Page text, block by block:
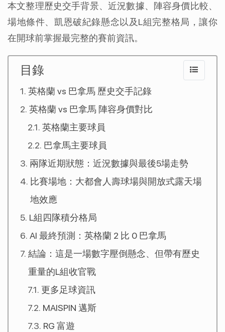
本文整理歷史交手背景、近況數據、陣容身價比較、
場地條件、凱恩破紀錄懸念以及L組完整格局，讓你
在開球前掌握最完整的賽前資訊。
目錄
英格蘭 vs 巴拿馬 歷史交手記錄
英格蘭 vs 巴拿馬 陣容身價對比
英格蘭主要球員
巴拿馬主要球員
兩隊近期狀態：近況數據與最後5場走勢
比賽場地：大都會人壽球場與開放式露天場
地效應
L組四隊積分格局
AI 最終預測：英格蘭 2 比 0 巴拿馬
結論：這是一場數字壓倒懸念、但帶有歷史
重量的L組收官戰
更多足球資訊
MAISPIN 邁斯
RG 富遊